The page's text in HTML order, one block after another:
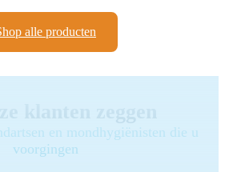
alle producten
en mondhygiënisten die u
voorgingen